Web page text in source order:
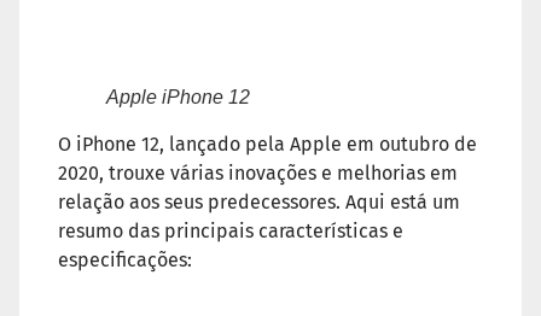
Apple iPhone 12
O iPhone 12, lançado pela Apple em outubro de
2020, trouxe várias inovações e melhorias em
relação aos seus predecessores. Aqui está um
resumo das principais características e
especificações: